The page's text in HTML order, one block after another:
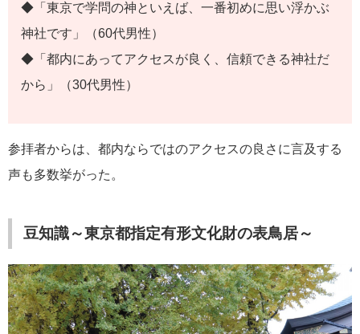
◆「東京で学問の神といえば、一番初めに思い浮かぶ
神社です」（60代男性）
◆「都内にあってアクセスが良く、信頼できる神社だ
から」（30代男性）
参拝者からは、都内ならではのアクセスの良さに言及する
声も多数挙がった。
豆知識～東京都指定有形文化財の表鳥居～